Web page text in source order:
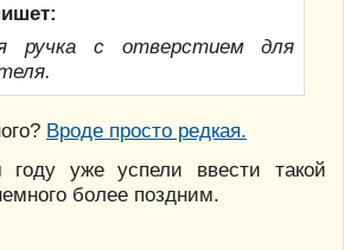
ручка с отверстием для
Вроде просто редкая.
уже успели ввести такой
более поздним.